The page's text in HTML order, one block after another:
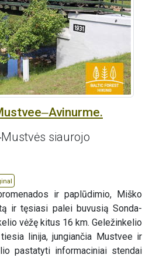
siaurojo
ir paplūdimio, Miško
ir tęsiasi palei buvusią Sonda-
vėžę kitus 16 km. Geležinkelio
linija, jungiančia Mustvee ir
pastatyti informaciniai stendai